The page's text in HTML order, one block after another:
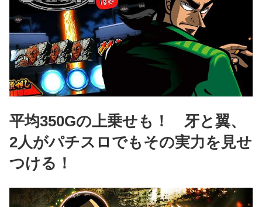
平均350Gの上乗せも！ 牙と翼、
2人がパチスロでもその実力を見せ
つける！